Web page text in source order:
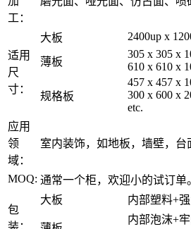
工：
适用
尺
寸：
大板 2400up x
薄板
305 x 305 x
610 x 610 x
规格板
457 x 457 x
300 x 600 x
etc.
应用
领
域：
室内装饰，如地板，墙壁，台
MOQ: 通常一个柜，欢迎小的试订单
包
装：
大板 内部塑料+
内部泡沫+